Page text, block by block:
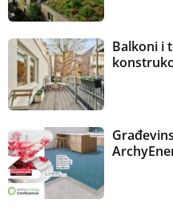
Balkoni i